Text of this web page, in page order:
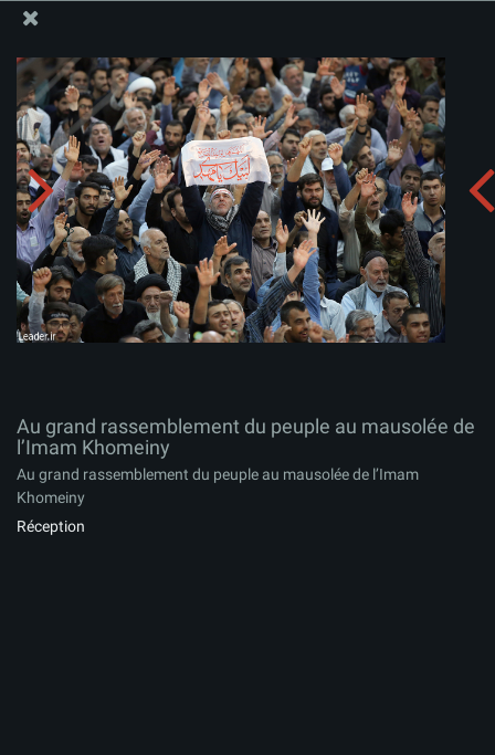
Au grand rassemblement du peuple au mausolée de
l’Imam Khomeiny
Télécharger l'album:
Au grand rassemblement du peuple au mausolée de
l’Imam Khomeiny
Au grand rassemblement du peuple au mausolée de l’Imam
Khomeiny
Réception